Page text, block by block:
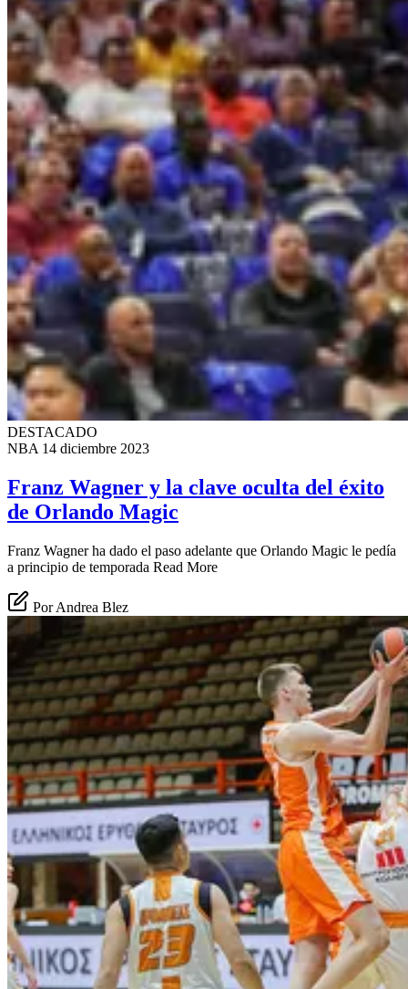
DESTACADO
NBA 14 diciembre 2023
Franz Wagner y la clave oculta del éxito
de Orlando Magic
Franz Wagner ha dado el paso adelante que Orlando Magic le pedía
a principio de temporada Read More
Por Andrea Blez